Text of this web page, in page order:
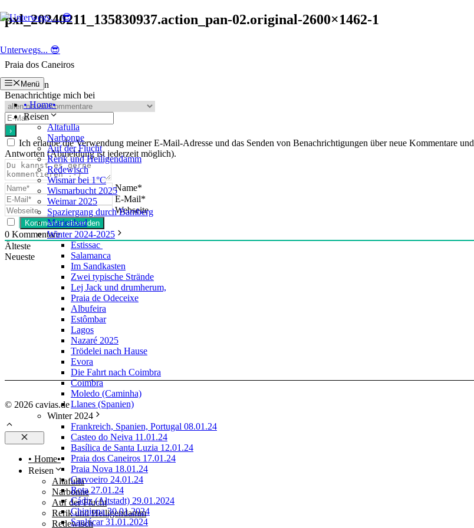
Zum
Inhalt
Unterwegs... 😎
Menü
• Home•
Reisen
Altafulla
Narbonne
Auf der Flucht
Rerik und Heiligendamm
Redewisch
Wismar bei 1°C
Wismarbucht 2025
Weimar 2025
Spaziergang durch Bamberg
Marienbad
Winter 2024-2025
Estissac
Salamanca
Im Sandkasten
Zwei typische Strände
Lej Jack und drumherum,
Praia de Odeceixe
Albufeira
Estômbar
Lagos
Nazaré 2025
Trödelei nach Hause
Evora
Die Fahrt nach Coimbra
Coimbra
Moledo (Caminha)
Llanes (Spanien)
Winter 2024
Frankreich, Spanien, Portugal 08.01.24
Casteo do Neiva 11.01.24
Basílica de Santa Luzia 12.01.24
Praia dos Caneiros 17.01.24
Praia Nova 18.01.24
Carvoeiro 24.01.24
Rota 27.01.24
Cádiz (Altstadt) 29.01.2024
Chipiona 30.01.2024
Sanlúcar 31.01.2024
pxl_20240211_135830937.action_pan-02.original-2600×1462-1
Praia dos Caneiros
Abonnieren
Benachrichtige mich bei
Ich erlaube die Verwendung meiner E-Mail-Adresse und das Senden von Benachrichtigungen über neue Kommentare und
Antworten (Abmeldung ist jederzeit möglich).
Name*
E-Mail*
Webseite
0 Kommentare
Älteste
Neueste
© 2026 cavias.de
Schließen
• Home•
Reisen
Altafulla
Narbonne
Auf der Flucht
Rerik und Heiligendamm
Redewisch